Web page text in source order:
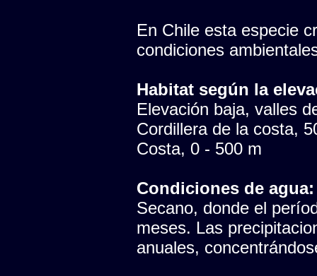
En Chile esta especie
condiciones
Habitat según la
Elevación baja, valles
Cordillera de la costa,
Costa, 0 - 500 m
Condiciones de agua:
Secano, donde el
meses. Las
anuales,